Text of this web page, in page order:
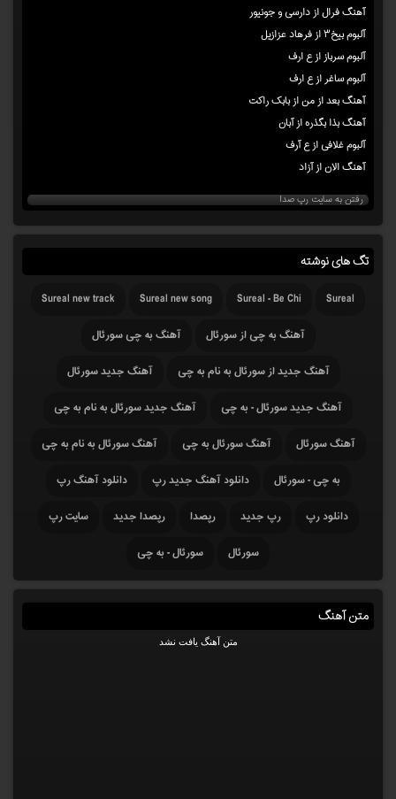
آهنگ فرال از دارسی و جونیور
آلبوم بیخ۳ از فرهاد عزازیل
آلبوم سرباز از ع ارف
آلبوم ساغر از ع ارف
آهنگ بعد از من از بابک راکت
آهنگ بذا بگذره از آبان
آلبوم غلافی از ع آرف
آهنگ الان از آزاد
رفتن به سایت رپ صدا
تگ های نوشته
Sureal
Sureal - Be Chi
Sureal new song
Sureal new track
آهنگ به چی از سورئال
آهنگ به چی سورئال
آهنگ جدید از سورئال به نام به چی
آهنگ جدید سورئال
آهنگ جدید سورئال - به چی
آهنگ جدید سورئال به نام به چی
آهنگ سورئال
آهنگ سورئال به چی
آهنگ سورئال به نام به چی
به چی - سورئال
دانلود آهنگ جدید رپ
دانلود آهنگ رپ
دانلود رپ
رپ جدید رپصدا رپصدا جدید
سایت رپ
سورئال
سورئال - به چی
متن آهنگ
متن آهنگ یافت نشد